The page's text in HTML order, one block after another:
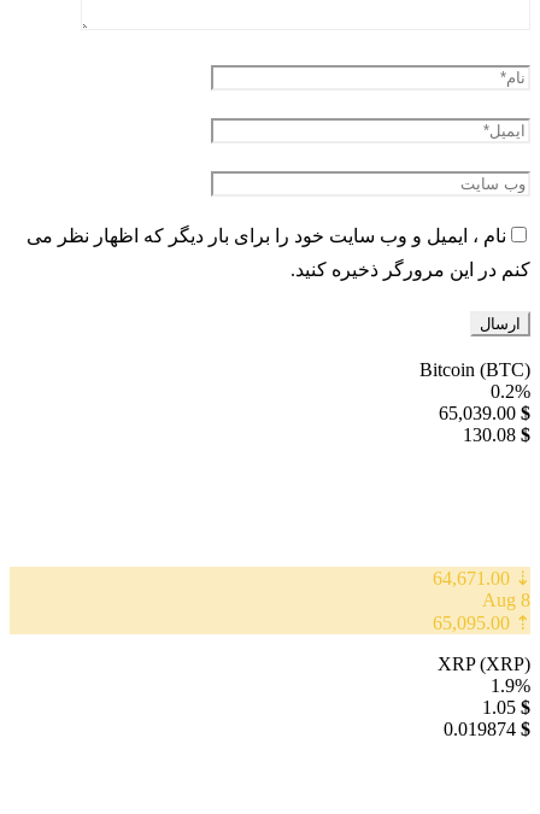
نام ، ایمیل و وب سایت خود را برای بار دیگر که اظهار نظر می
کنم در این مرورگر ذخیره کنید.
Bitcoin (BTC)
0.2%
$
65,039.00
$
130.08
⇣ 64,671.00
8 Aug
⇡ 65,095.00
XRP (XRP)
1.9%
$
1.05
$
0.019874